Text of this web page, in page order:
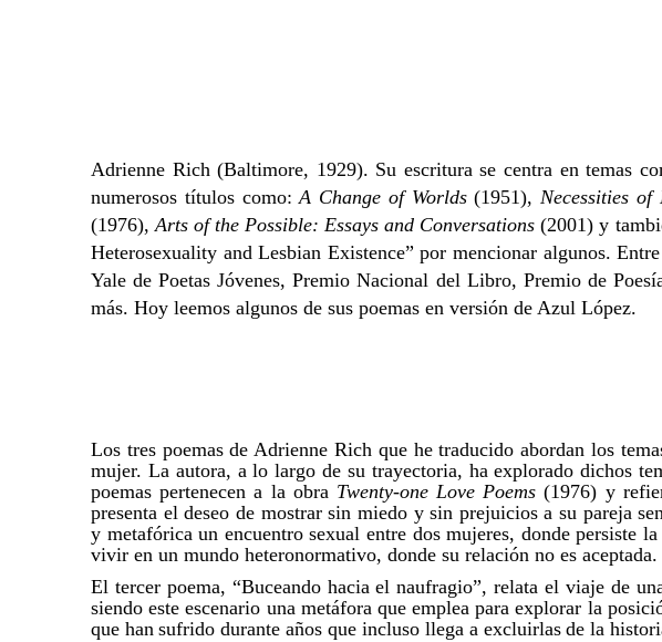
Adrienne Rich (Baltimore, 1929). Su escritura se centra en temas
numerosos títulos como:A Change of Worlds(1951), Necessities of
(1976),Arts of the Possible: Essays and Conversations (2001) y
Heterosexuality and Lesbian Existence” por mencionar algunos.
Yale de Poetas Jóvenes, Premio Nacional del Libro, Premio de
más. Hoy leemos algunos de sus poemas en versión de Azul López.
Los tres poemas de Adrienne Rich que he traducido abordan los
mujer. La autora, a lo largo de su​​ trayectoria, ha​​explorado dichos
poemas pertenecen a la obra​​ Twenty-one Love Poems​​(1976) ​​ y
presenta​​ el deseo de mostrar sin miedo y sin prejuicios a su pareja
y metafórica un encuentro sexual entre dos mujeres,​​ donde persiste
vivir en un mundo heteronormativo, donde su relación no es aceptada.
El tercer poema, “Buceando hacia el naufragio”, relata el viaje de
siendo este escenario una metáfora que emplea para explorar la
que han sufrido durante años que incluso llega a excluirlas de la